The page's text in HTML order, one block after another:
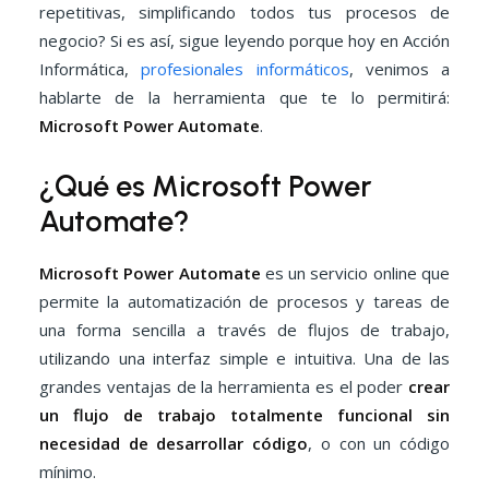
repetitivas, simplificando todos tus procesos de
negocio? Si es así, sigue leyendo porque hoy en Acción
Informática,profesionales informáticos, venimos a
hablarte de la herramienta que te lo permitirá:
Microsoft Power Automate.
¿Qué es Microsoft Power
Automate?
Microsoft Power Automate es un servicio online que
permite la automatización de procesos y tareas de
una forma sencilla a través de flujos de trabajo,
utilizando una interfaz simple e intuitiva. Una de las
grandes ventajas de la herramienta es el poder crear
un flujo de trabajo totalmente funcional sin
necesidad de desarrollar código, o con un código
mínimo.